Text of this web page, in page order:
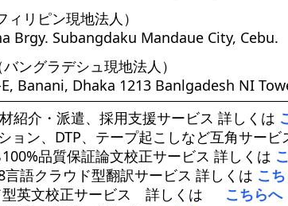
リピン現地法人）
Brgy. Subangdaku Mandaue City, Cebu.
グラデシュ現地法人）
Banani, Dhaka 1213 Banlgadesh NI
紹介・派遣、採用支援サービス 詳しくは
ョン、DTP、テープ起こしなど互角サービ
品質保証論文校正サービス 詳しくは
語クラウド型翻訳サービス 詳しくは こ
型英文校正サービス 詳しくは こちらへ